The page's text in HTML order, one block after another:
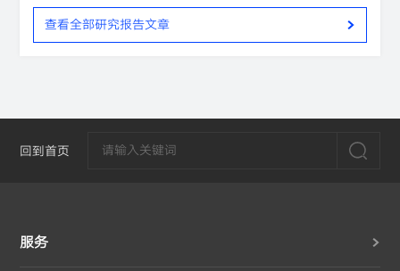
查看全部研究报告文章
回到首页
服务